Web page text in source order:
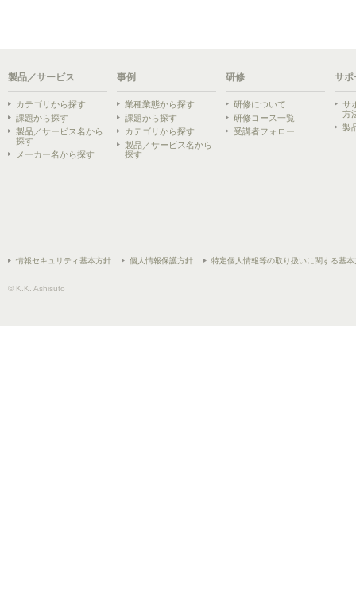
製品／サービス
カテゴリから探す
課題から探す
製品／サービス名から
探す
メーカー名から探す
事例
業種業態から探す
課題から探す
カテゴリから探す
製品／サービス名から
探す
研修
研修について
研修コース一覧
受講者フォロー
サポ
サ
方
製
情報セキュリティ基本方針 個人情報保護方針 特定個人情報等の取り扱いに関する基本
© K.K. Ashisuto